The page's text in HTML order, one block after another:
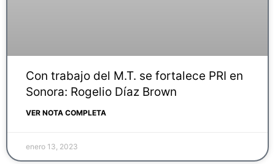
Con trabajo del M.T. se fortalece PRI en
Sonora: Rogelio Díaz Brown
VER NOTA COMPLETA
enero 13, 2023